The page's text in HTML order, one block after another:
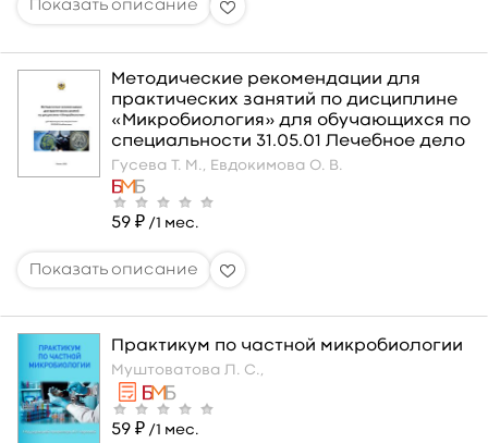
Методические рекомендации для
практических занятий по дисциплине
«Микробиология» для обучающихся по
специальности 31.05.01 Лечебное дело
Гусева Т. М., Евдокимова О. В.
59 ₽ /1 мес.
Практикум по частной микробиологии
Муштоватова Л. С.,
59 ₽ /1 мес.